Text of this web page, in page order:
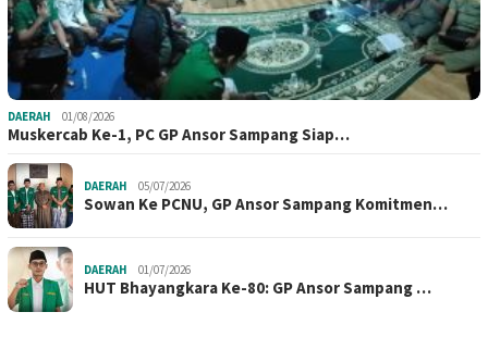
DAERAH 01/08/2026
Muskercab Ke-1, PC GP Ansor Sampang Siap…
DAERAH 05/07/2026
Sowan Ke PCNU, GP Ansor Sampang Komitmen…
DAERAH 01/07/2026
HUT Bhayangkara Ke-80: GP Ansor Sampang …